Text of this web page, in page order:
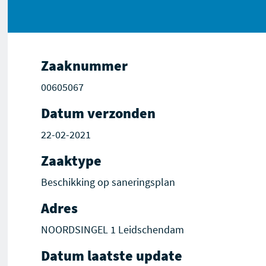
Zaaknummer
00605067
Datum verzonden
22-02-2021
Zaaktype
Beschikking op saneringsplan
Adres
NOORDSINGEL 1 Leidschendam
Datum laatste update